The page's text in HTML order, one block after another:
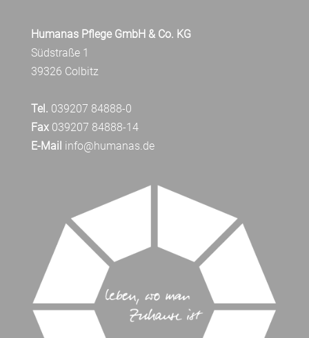
Humanas Pflege GmbH & Co. KG
Südstraße 1
39326 Colbitz
Tel. 039207 84888-0
Fax039207 84888-14
E-Mail info@humanas.de